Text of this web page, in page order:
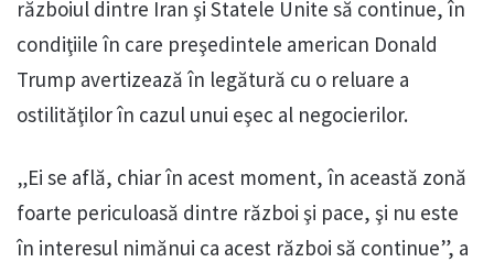
războiul dintre Iran şi Statele Unite să continue, în
condiţiile în care preşedintele american Donald
Trump avertizează în legătură cu o reluare a
ostilităţilor în cazul unui eşec al negocierilor.
„Ei se află, chiar în acest moment, în această zonă
foarte periculoasă dintre război şi pace, şi nu este
în interesul nimănui ca acest război să continue”, a